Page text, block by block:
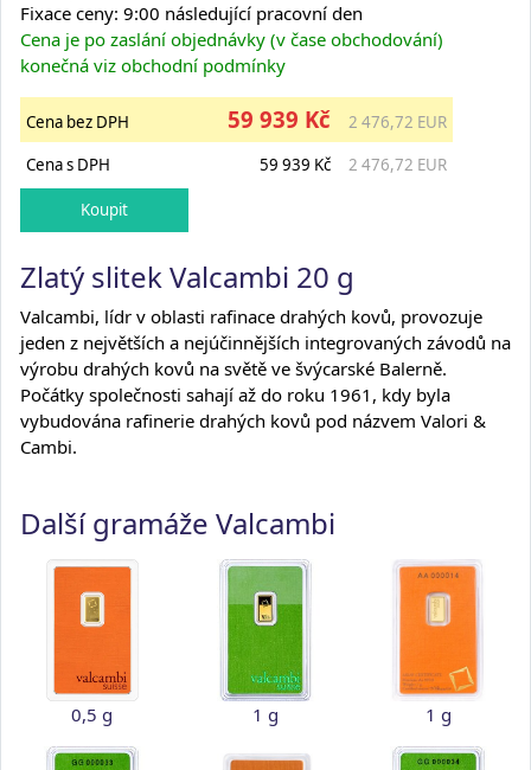
Fixace ceny: 9:00 následující pracovní den
Cena je po zaslání objednávky (v čase obchodování)
konečná viz obchodní podmínky
Cena bez DPH 59 939 Kč
2 476,72 EUR
Cena s DPH
59 939 Kč 2 476,72 EUR
Zlatý slitek Valcambi 20 g
Valcambi, lídr v oblasti rafinace drahých kovů, provozuje
jeden z největších a nejúčinnějších integrovaných závodů na
výrobu drahých kovů na světě ve švýcarské Balerně.
Počátky společnosti sahají až do roku 1961, kdy byla
vybudována rafinerie drahých kovů pod názvem Valori &
Cambi.
Další gramáže Valcambi
0,5 g 1 g 1 g